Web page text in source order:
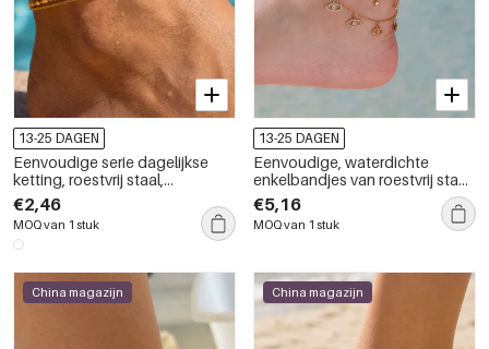
13-25 DAGEN
Eenvoudige serie dagelijkse
ketting, roestvrij staal,
waterdicht, goudkleurige
enkelbandjes met zirkonia
€2,46
MOQ van 1 stuk
13-25 DAGEN
Eenvoudige, waterdichte
enkelbandjes van roestvrij staal
met kwastjes en gouden
zirkonia.
€5,16
MOQ van 1 stuk
China magazijn China magazijn